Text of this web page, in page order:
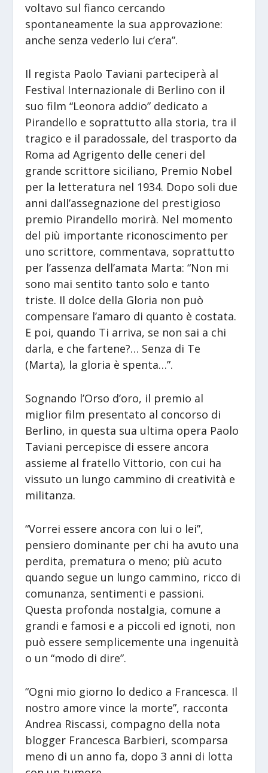
voltavo sul fianco cercando
spontaneamente la sua approvazione:
anche senza vederlo lui c’era”.
Il regista Paolo Taviani parteciperà al
Festival Internazionale di Berlino con il
suo film “Leonora addio” dedicato a
Pirandello e soprattutto alla storia, tra il
tragico e il paradossale, del trasporto da
Roma ad Agrigento delle ceneri del
grande scrittore siciliano, Premio Nobel
per la letteratura nel 1934. Dopo soli due
anni dall’assegnazione del prestigioso
premio Pirandello morirà. Nel momento
del più importante riconoscimento per
uno scrittore, commentava, soprattutto
per l’assenza dell’amata Marta: “Non mi
sono mai sentito tanto solo e tanto
triste. Il dolce della Gloria non può
compensare l’amaro di quanto è costata.
E poi, quando Ti arriva, se non sai a chi
darla, e che fartene?… Senza di Te
(Marta), la gloria è spenta…”.
Sognando l’Orso d’oro, il premio al
miglior film presentato al concorso di
Berlino, in questa sua ultima opera Paolo
Taviani percepisce di essere ancora
assieme al fratello Vittorio, con cui ha
vissuto un lungo cammino di creatività e
militanza.
“Vorrei essere ancora con lui o lei”,
pensiero dominante per chi ha avuto una
perdita, prematura o meno; più acuto
quando segue un lungo cammino, ricco di
comunanza, sentimenti e passioni.
Questa profonda nostalgia, comune a
grandi e famosi e a piccoli ed ignoti, non
può essere semplicemente una ingenuità
o un “modo di dire”.
“Ogni mio giorno lo dedico a Francesca. Il
nostro amore vince la morte”, racconta
Andrea Riscassi, compagno della nota
blogger Francesca Barbieri, scomparsa
meno di un anno fa, dopo 3 anni di lotta